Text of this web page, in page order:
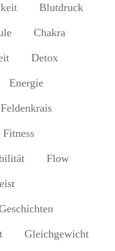
Blutdruck
Chakra
Detox
Energie
Feldenkrais
Fitness
Flow
Gleichgewicht